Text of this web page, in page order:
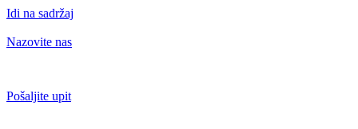
Idi na sadržaj
Nazovite nas
Pošaljite upit